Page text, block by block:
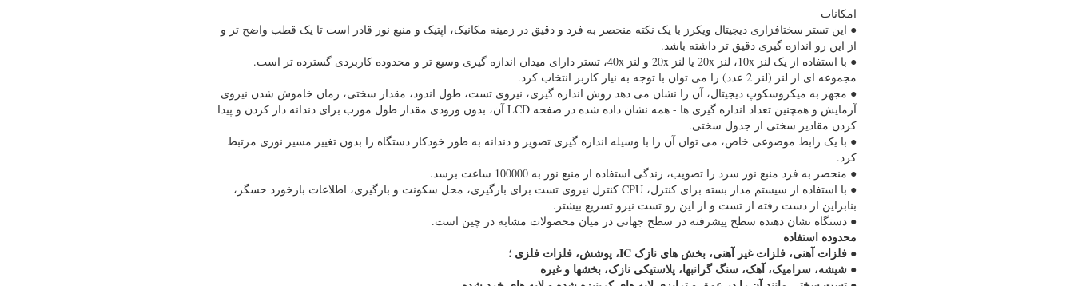
امکانات
● این تستر سختافزاری دیجیتال ویکرز با یک نکته منحصر به فرد و دقیق در زمینه مکانیک، اپتیک و منبع نور قادر است تا یک قطب واضح تر و
از این رو اندازه گیری دقیق تر داشته باشد.
● با استفاده از یک لنز 10x، لنز 20x یا لنز 20x و لنز 40x، تستر دارای میدان اندازه گیری وسیع تر و محدوده کاربردی گسترده تر است.
مجموعه ای از لنز (لنز 2 عدد) را می توان با توجه به نیاز کاربر انتخاب کرد.
● مجهز به میکروسکوپ دیجیتال، آن را نشان می دهد روش اندازه گیری، نیروی تست، طول اندود، مقدار سختی، زمان خاموش شدن نیروی
آزمایش و همچنین تعداد اندازه گیری ها - همه نشان داده شده در صفحه LCD آن، بدون ورودی مقدار طول مورب برای دندانه دار کردن و پیدا
کردن مقادیر سختی از جدول سختی.
● با یک رابط موضوعی خاص، می توان آن را با وسیله اندازه گیری تصویر و دندانه به طور خودکار دستگاه را بدون تغییر مسیر نوری مرتبط
کرد.
● منحصر به فرد منبع نور سرد را تصویب، زندگی استفاده از منبع نور به 100000 ساعت برسد.
● با استفاده از سیستم مدار بسته برای کنترل، CPU کنترل نیروی تست برای بارگیری، محل سکونت و بارگیری، اطلاعات بازخورد حسگر،
بنابراین از دست رفته از تست و از این رو تست نیرو تسریع بیشتر.
● دستگاه نشان دهنده سطح پیشرفته در سطح جهانی در میان محصولات مشابه در چین است.
محدوده استفاده
● فلزات آهنی، فلزات غیر آهنی، بخش های نازک IC، پوشش، فلزات فلزی
؛
● شیشه، سرامیک، آهک، سنگ گرانبها، پلاستیکی نازک، بخشها و غیره